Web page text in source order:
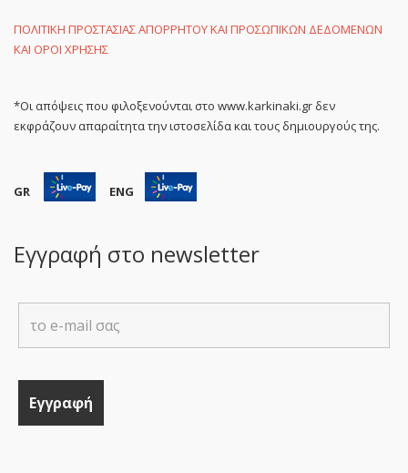
ΠΟΛΙΤΙΚΗ ΠΡΟΣΤΑΣΙΑΣ ΑΠΟΡΡΗΤΟΥ ΚΑΙ ΠΡΟΣΩΠΙΚΩΝ ΔΕΔΟΜΕΝΩΝ
ΚΑΙ ΟΡΟΙ ΧΡΗΣΗΣ
*Οι απόψεις που φιλοξενούνται στο www.karkinaki.gr δεν
εκφράζουν απαραίτητα την ιστοσελίδα και τους δημιουργούς της.
GR ENG
Εγγραφή στο newsletter